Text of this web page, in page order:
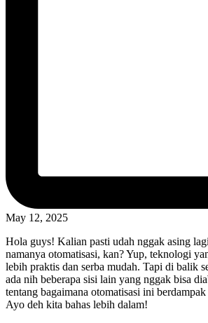
May 12, 2025
Hola guys! Kalian pasti udah nggak asing
namanya otomatisasi, kan? Yup, teknologi
lebih praktis dan serba mudah. Tapi di balik
ada nih beberapa sisi lain yang nggak bisa
tentang bagaimana otomatisasi ini
Ayo deh kita bahas lebih dalam!